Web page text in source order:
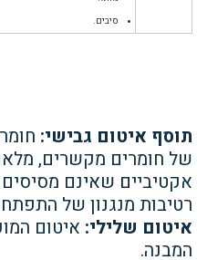
סיבים.
תוסף איטום גבישי:
של חומרים מקשרים,
אקטיביים שאינם
רטיבות מנגנון של
איטום שלילי: איטום
המבנה.